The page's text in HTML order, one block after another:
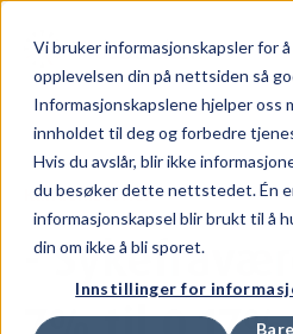
Vi bruker informasjonskapsler for
opplevelsen din på nettsiden så
Informasjonskapslene hjelper oss
innholdet til deg og forbedre
Hvis du avslår, blir ikke
du besøker dette nettstedet. Én
informasjonskapsel blir brukt til å
din om ikke å bli sporet.
Innstillinger for
Kundehistorier
-